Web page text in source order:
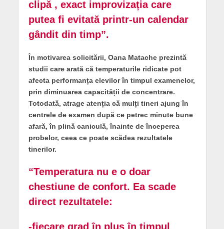
clipă , exact improvizația care
putea fi evitată printr-un calendar
gândit din timp”.
În motivarea solicitării, Oana Matache prezintă
studii care arată că temperaturile ridicate pot
afecta performanța elevilor în timpul examenelor,
prin diminuarea capacității de concentrare.
Totodată, atrage atenția că mulți tineri ajung în
centrele de examen după ce petrec minute bune
afară, în plină caniculă, înainte de începerea
probelor, ceea ce poate scădea rezultatele
tinerilor.
“Temperatura nu e o doar
chestiune de confort. Ea scade
direct rezultatele:
-fiecare grad în plus în timpul